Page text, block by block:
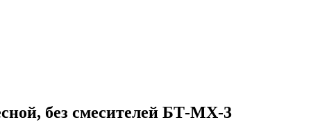
без смесителей БТ-МХ-3